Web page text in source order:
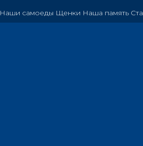
Наши самоеды Щенки Наша память